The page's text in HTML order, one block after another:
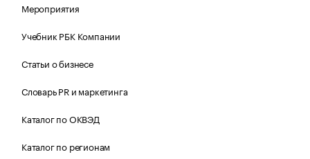
Мероприятия
Учебник РБК Компании
Статьи о бизнесе
Словарь PR и маркетинга
Каталог по ОКВЭД
Каталог по регионам